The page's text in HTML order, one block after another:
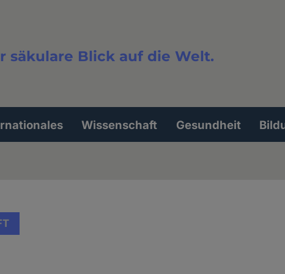
säkulare Blick auf die Welt.
Wissenschaft Gesundheit